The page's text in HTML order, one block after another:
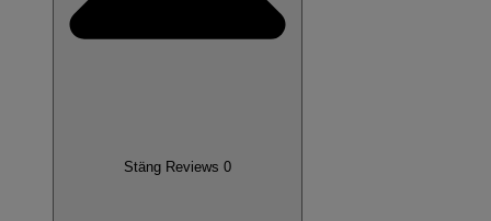
Stäng Reviews 0